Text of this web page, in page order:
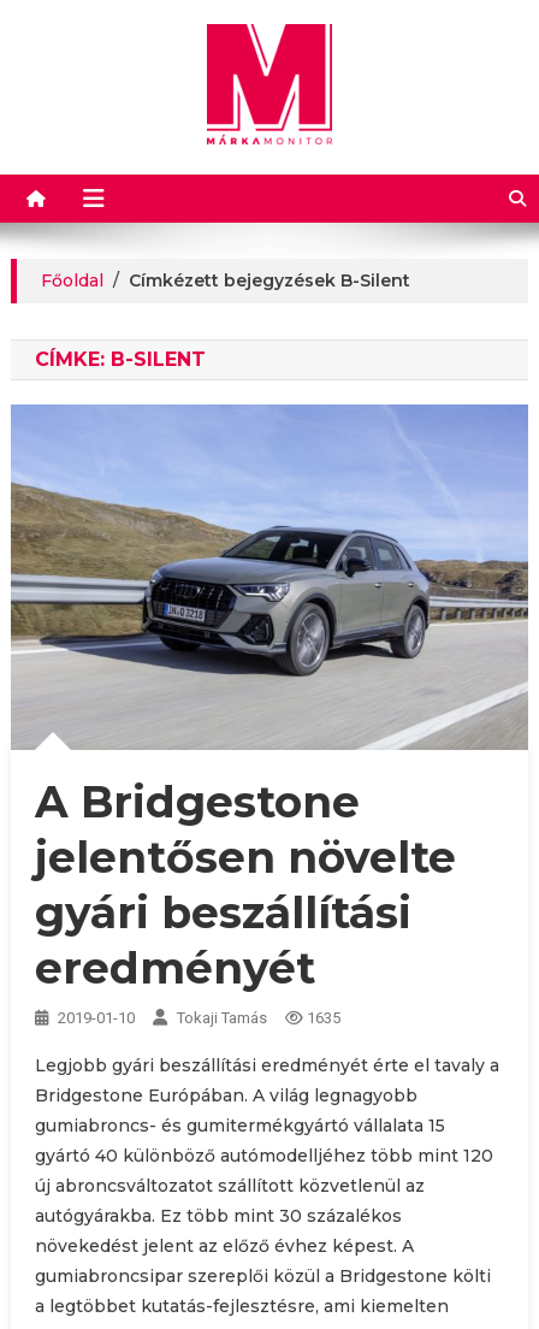
Márkamonitor
Főoldal / Címkézett bejegyzések B-Silent
CÍMKE: B-SILENT
A Bridgestone
jelentősen növelte
gyári beszállítási
eredményét
2019-01-10 Tokaji Tamás 1635
Legjobb gyári beszállítási eredményét érte el tavaly a
Bridgestone Európában. A világ legnagyobb
gumiabroncs- és gumitermékgyártó vállalata 15
gyártó 40 különböző autómodelljéhez több mint 120
új abroncsváltozatot szállított közvetlenül az
autógyárakba. Ez több mint 30 százalékos
növekedést jelent az előző évhez képest. A
gumiabroncsipar szereplői közül a Bridgestone költi
a legtöbbet kutatás-fejlesztésre, ami kiemelten